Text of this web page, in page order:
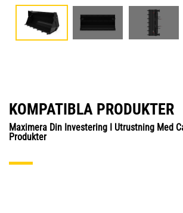
KOMPATIBLA PRODUKTER
Maximera Din Investering I Utrustning Med
Produkter